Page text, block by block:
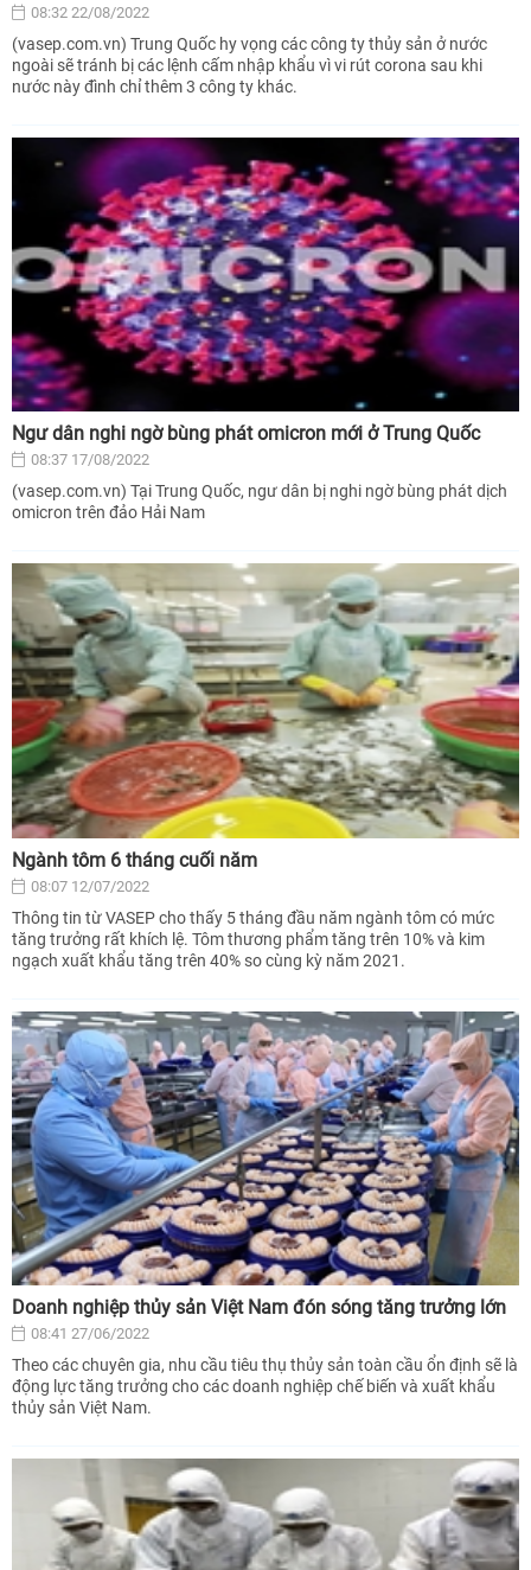
08:32 22/08/2022
(vasep.com.vn) Trung Quốc hy vọng các công ty thủy sản ở nước
ngoài sẽ tránh bị các lệnh cấm nhập khẩu vì vi rút corona sau khi
nước này đình chỉ thêm 3 công ty khác.
Ngư dân nghi ngờ bùng phát omicron mới ở Trung Quốc
08:37 17/08/2022
(vasep.com.vn) Tại Trung Quốc, ngư dân bị nghi ngờ bùng phát dịch
omicron trên đảo Hải Nam
Ngành tôm 6 tháng cuối năm
08:07 12/07/2022
Thông tin từ VASEP cho thấy 5 tháng đầu năm ngành tôm có mức
tăng trưởng rất khích lệ. Tôm thương phẩm tăng trên 10% và kim
ngạch xuất khẩu tăng trên 40% so cùng kỳ năm 2021.
Doanh nghiệp thủy sản Việt Nam đón sóng tăng trưởng lớn
08:41 27/06/2022
Theo các chuyên gia, nhu cầu tiêu thụ thủy sản toàn cầu ổn định sẽ là
động lực tăng trưởng cho các doanh nghiệp chế biến và xuất khẩu
thủy sản Việt Nam.